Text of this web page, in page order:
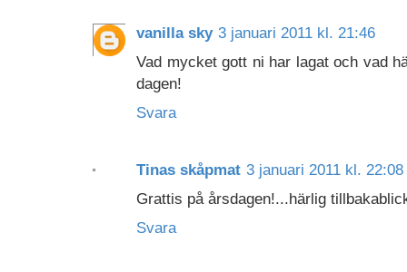
vanilla sky 3 januari 2011 kl. 21:46
Vad mycket gott ni har lagat och vad
dagen!
Svara
Tinas skåpmat 3 januari 2011 kl. 22:08
Grattis på årsdagen!...härlig
Svara